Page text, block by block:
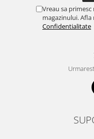
Vreau sa
magazinului.
Confidentialitate